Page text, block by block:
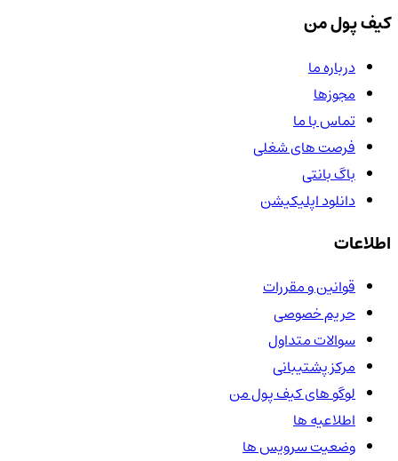
کیف پول من
درباره ما
مجوزها
تماس با ما
فرصت های شغلی
باگ بانتی
دانلود اپلیکیشن
اطلاعات
قوانین و مقررات
حریم خصوصی
سوالات متداول
مرکز پشتیبانی
لوگو های کیف پول من
اطلاعیه ها
وضعیت سرویس ها